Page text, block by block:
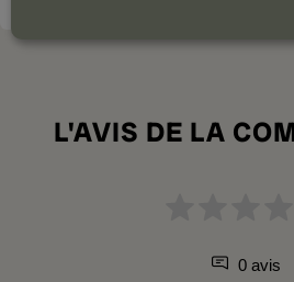
L'AVIS DE LA
0 avis